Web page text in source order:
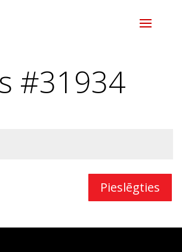
#31934
Pieslēgties